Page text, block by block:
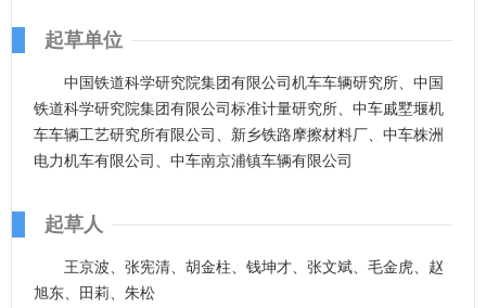
起草单位
中国铁道科学研究院集团有限公司机车车辆研究所、中国
铁道科学研究院集团有限公司标准计量研究所、中车戚墅堰机
车车辆工艺研究所有限公司、新乡铁路摩擦材料厂、中车株洲
电力机车有限公司、中车南京浦镇车辆有限公司
起草人
王京波、张宪清、胡金柱、钱坤才、张文斌、毛金虎、赵
旭东、田莉、朱松